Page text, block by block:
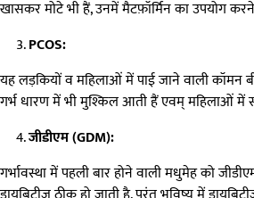
खासकर मोटे भी हैं, उनमें मैटफ़ॉर्मिन का उपयोग
PCOS:
यह लड़कियों व महिलाओं में पाई जाने वाली कॉमन
गर्भ धारण में भी मुश्किल आती हैं एवम् महिलाओं में
जीडीएम (GDM):
गर्भावस्था में पहली बार होने वाली मधुमेह को